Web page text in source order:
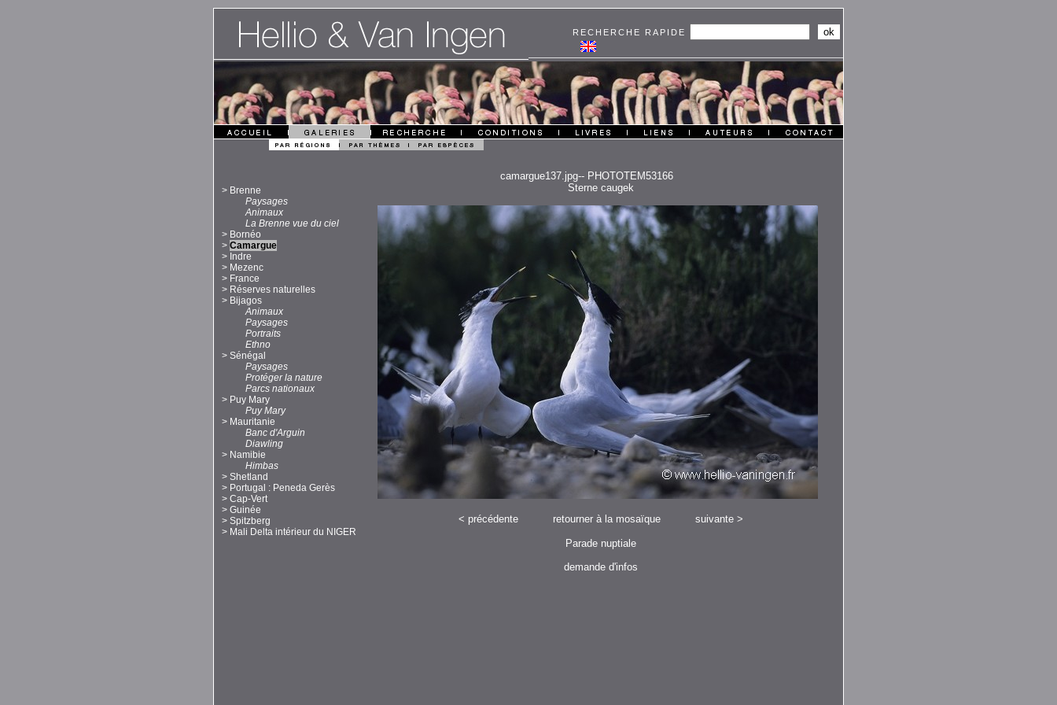
RECHERCHE RAPIDE
camargue137.jpg-- PHOTOTEM53166
> Brenne
Paysages
Animaux
La Brenne vue du ciel
> Bornéo
> Camargue
> Indre
> Mezenc
> France
> Réserves naturelles
> Bijagos
Animaux
Paysages
Portraits
Ethno
> Sénégal
Paysages
Protéger la nature
Parcs nationaux
> Puy Mary
Puy Mary
> Mauritanie
Banc d'Arguin
Diawling
> Namibie
Himbas
> Shetland
> Portugal : Peneda Gerès
> Cap-Vert
> Guinée
> Spitzberg
> Mali Delta intérieur du NIGER
Sterne caugek
< précédente retourner à la mosaïque suivante>
Parade nuptiale
demande d'infos